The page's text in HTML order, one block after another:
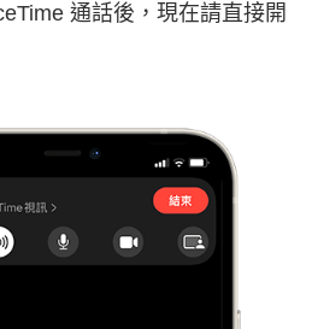
通話後，現在請直接開